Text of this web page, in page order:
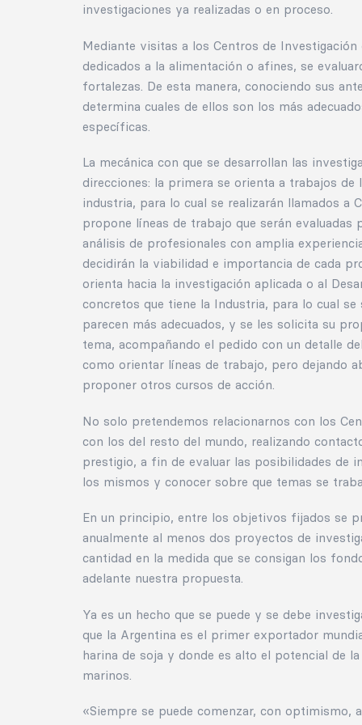
investigaciones ya realizadas o en proceso.
Mediante visitas a los Centros de
dedicados a la alimentación o afines, se
fortalezas. De esta manera, conociendo sus
determina cuales de ellos son los más
específicas.
La mecánica con que se desarrollan las
direcciones: la primera se orienta a trabajos
industria, para lo cual se realizarán llamados a
propone líneas de trabajo que serán evaluadas
análisis de profesionales con amplia
decidirán la viabilidad e importancia de cada
orienta hacia la investigación aplicada o al
concretos que tiene la Industria, para lo cual se
parecen más adecuados, y se les solicita su
tema, acompañando el pedido con un detalle
como orientar líneas de trabajo, pero dejando
proponer otros cursos de acción.
No solo pretendemos relacionarnos con los
con los del resto del mundo, realizando
prestigio, a fin de evaluar las posibilidades de
los mismos y conocer sobre que temas se
En un principio, entre los objetivos fijados se
anualmente al menos dos proyectos de
cantidad en la medida que se consigan los
adelante nuestra propuesta.
Ya es un hecho que se puede y se debe
que la Argentina es el primer exportador
harina de soja y donde es alto el potencial de
marinos.
«Siempre se puede comenzar, con optimismo,